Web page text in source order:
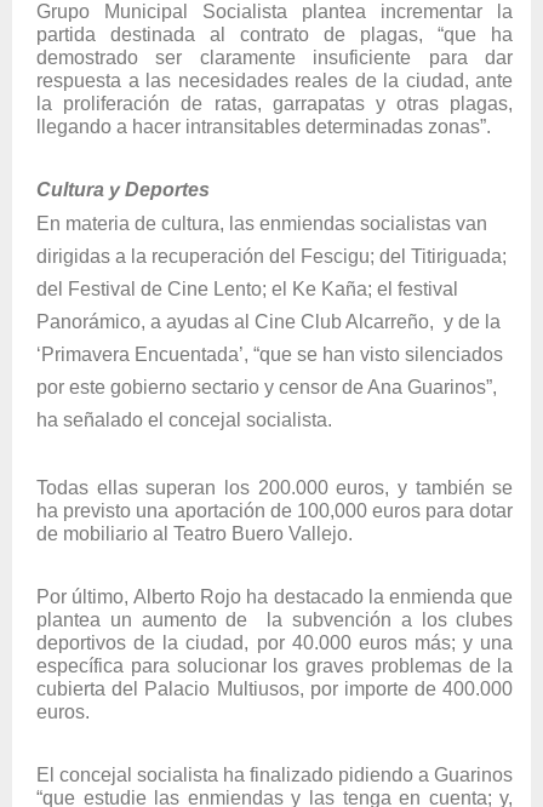
Grupo Municipal Socialista plantea incrementar la
partida destinada al contrato de plagas, “que
ha
demostrado ser claramente insuficiente para dar
respuesta a las necesidades reales de la ciudad, ante
la proliferación de ratas, garrapatas y otras plagas,
llegando a hacer intransitables determinadas zonas”.
Cultura y Deportes
En materia de cultura, las enmiendas socialistas van
dirigidas a la recuperación del Fescigu; del Titiriguada;
del Festival de Cine Lento; el Ke Kaña; el festival
Panorámico, a ayudas al Cine Club Alcarreño, y de la
‘Primavera Encuentada’, “que se han visto silenciados
por este gobierno sectario y censor de Ana Guarinos”,
ha señalado el concejal socialista.
Todas ellas superan los 200.000 euros, y también se
ha previsto una aportación de 100,000 euros para dotar
de mobiliario al Teatro Buero Vallejo.
Por último, Alberto Rojo ha destacado la enmienda que
plantea un aumento de la subvención a los clubes
deportivos de la ciudad, por 40.000 euros más; y una
específica para solucionar los graves problemas de la
cubierta del Palacio Multiusos, por importe de 400.000
euros.
El concejal socialista ha finalizado pidiendo a Guarinos
“que estudie las enmiendas y las tenga en cuenta; y,